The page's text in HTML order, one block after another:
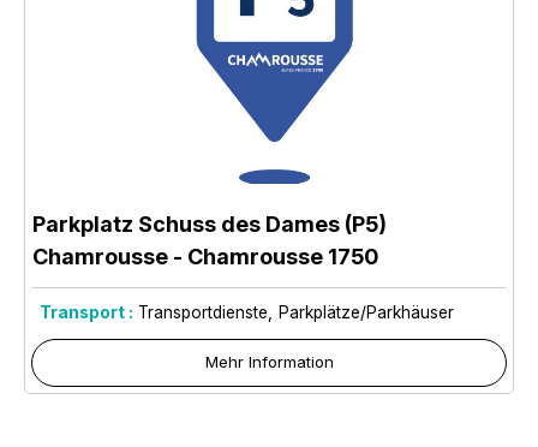
Parkplatz Schuss des Dames (P5)
Chamrousse - Chamrousse 1750
Transport : Transportdienste Parkplätze/Parkhäuser
Mehr Information